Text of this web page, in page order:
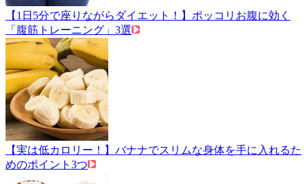
【1日5分で座りながらダイエット！】ポッコリお腹に効く
「腹筋トレーニング」3選
【実は低カロリー！】バナナでスリムな身体を手に入れるた
めのポイント3つ